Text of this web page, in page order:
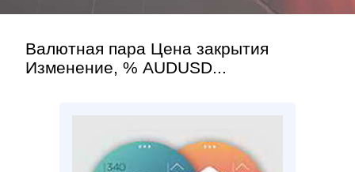
Валютная пара Цена закрытия
Изменение, % AUDUSD...
Контакт»